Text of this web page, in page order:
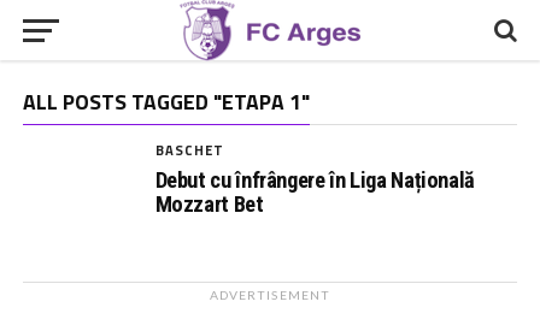
ALL POSTS TAGGED "ETAPA 1"
BASCHET
Debut cu înfrângere în Liga Națională
Mozzart Bet
ADVERTISEMENT